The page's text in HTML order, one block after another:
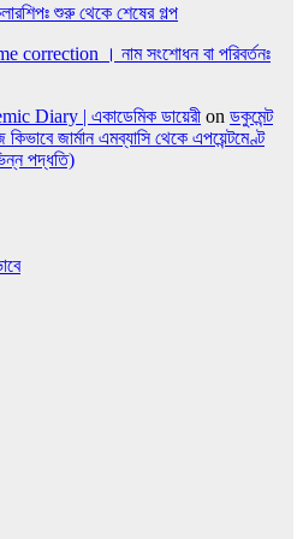
শুরু থেকে শেষের গল্প
correction । নাম সংশোধন বা পরিবর্তনঃ
Diary | একাডেমিক ডায়েরী on ডকুমেন্ট
জার্মান এমব্যাসি থেকে এপয়েন্টমেণ্ট
পদ্ধতি)